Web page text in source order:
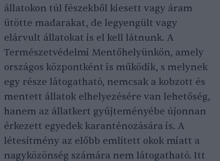
állatokon túl fészekből kiesett vagy áram
ütötte madarakat, de legyengült vagy
elárvult állatokat is el kell látnunk. A
Természetvédelmi Mentőhelyünkön, amely
országos központként is működik, s melynek
egy része látogatható, nemcsak a kobzott és
mentett állatok elhelyezésére van lehetőség,
hanem az állatkert gyűjteményébe újonnan
érkezett egyedek karanténozására is. A
létesítmény az előbb említett okok miatt a
nagyközönség számára nem látogatható. Itt